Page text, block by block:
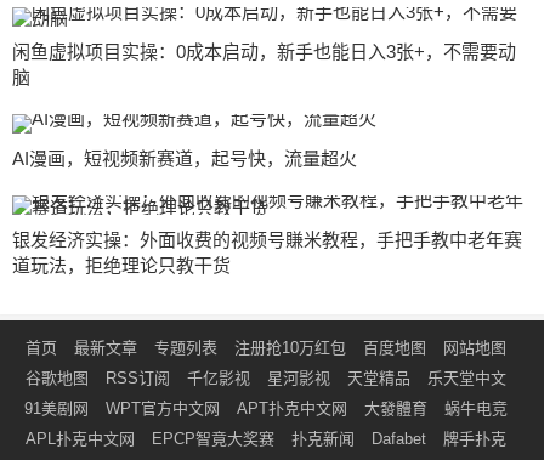
闲鱼虚拟项目实操：0成本启动，新手也能日入3张+，不需要动
脑
AI漫画，短视频新赛道，起号快，流量超火
银发经济实操：外面收费的视频号賺米教程，手把手教中老年赛
道玩法，拒绝理论只教干货
首页 最新文章 专题列表 注册抢10万红包 百度地图
网站地图
谷歌地图
RSS订阅 千亿影视 星河影视 天堂精品
乐天堂中文
91美剧网
WPT官方中文网 APT扑克中文网 大發體育
蜗牛电竞
APL扑克中文网
EPCP智竟大奖赛 扑克新闻 Dafabet
牌手扑克